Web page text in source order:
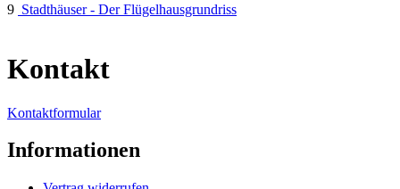
9 Stadthäuser - Der Flügelhausgrundriss
Kontakt
Kontaktformular
Informationen